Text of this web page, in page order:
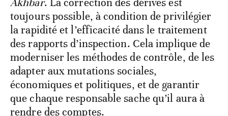
Akhbar. La correction des dérives est
toujours possible, à condition de privilégier
la rapidité et l’efficacité dans le traitement
des rapports d’inspection. Cela implique de
moderniser les méthodes de contrôle, de les
adapter aux mutations sociales,
économiques et politiques, et de garantir
que chaque responsable sache qu’il aura à
rendre des comptes.